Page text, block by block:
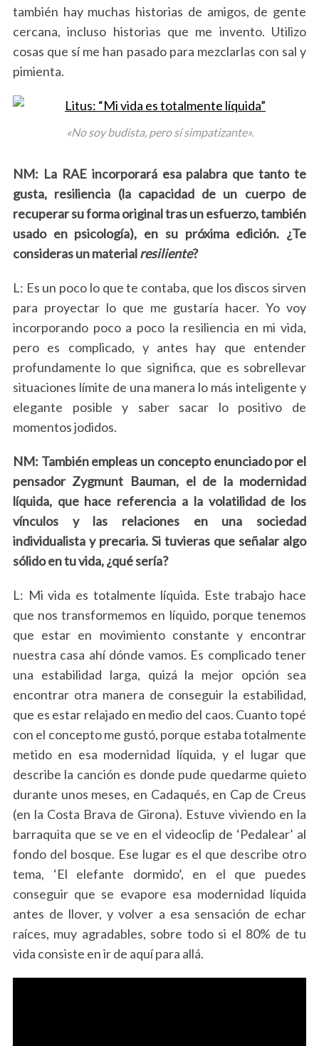
también hay muchas historias de amigos, de gente
cercana, incluso historias que me invento. Utilizo
cosas que sí me han pasado para mezclarlas con sal y
pimienta.
«No soy budista, pero sí simpatizante».
NM: La RAE incorporará esa palabra que tanto te
gusta, resiliencia (la capacidad de un cuerpo de
recuperar su forma original tras un esfuerzo, también
usado en psicología), en su próxima edición. ¿Te
consideras un materialresiliente?
L: Es un poco lo que te contaba, que los discos sirven
para proyectar lo que me gustaría hacer. Yo voy
incorporando poco a poco la resiliencia en mi vida,
pero es complicado, y antes hay que entender
profundamente lo que significa, que es sobrellevar
situaciones límite de una manera lo más inteligente y
elegante posible y saber sacar lo positivo de
momentos jodidos.
NM: También empleas un concepto enunciado por el
pensador Zygmunt Bauman, el de la modernidad
líquida, que hace referencia a la volatilidad de los
vínculos y las relaciones en una sociedad
individualista y precaria. Si tuvieras que señalar algo
sólido en tu vida, ¿qué sería?
L: Mi vida es totalmente líquida. Este trabajo hace
que nos transformemos en líquido, porque tenemos
que estar en movimiento constante y encontrar
nuestra casa ahí dónde vamos. Es complicado tener
una estabilidad larga, quizá la mejor opción sea
encontrar otra manera de conseguir la estabilidad,
que es estar relajado en medio del caos. Cuanto topé
con el concepto me gustó, porque estaba totalmente
metido en esa modernidad líquida, y el lugar que
describe la canción es donde pude quedarme quieto
durante unos meses, en Cadaqués, en Cap de Creus
(en la Costa Brava de Girona). Estuve viviendo en la
barraquita que se ve en el videoclip de ‘Pedalear’ al
fondo del bosque. Ese lugar es el que describe otro
tema, ‘El elefante dormido’, en el que puedes
conseguir que se evapore esa modernidad líquida
antes de llover, y volver a esa sensación de echar
raíces, muy agradables, sobre todo si el 80% de tu
vida consiste en ir de aquí para allá.